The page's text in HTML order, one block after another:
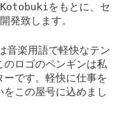
をもとに、セ
発致します。
楽用語で軽快なテン
ロゴのペンギンは私
です。軽快に仕事を
この屋号に込めまし